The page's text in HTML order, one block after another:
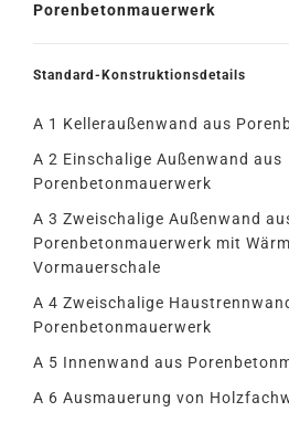
Porenbetonmauerwerk
Standard-Konstruktionsdetails
A 1 Kelleraußenwand aus
A 2 Einschalige Außenwand aus
Porenbetonmauerwerk
A 3 Zweischalige Außenwand
Porenbetonmauerwerk mit
Vormauerschale
A 4 Zweischalige
Porenbetonmauerwerk
A 5 Innenwand aus
A 6 Ausmauerung von